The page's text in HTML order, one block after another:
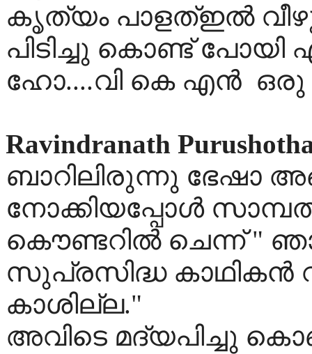
കൃത്യം പാളത്ഇല്‍
പിടിച്ചു കൊണ്ട്
ഹോ....വി കെ എൻ ഒരു
Ravindranath
ബാറിലിരുന്നു ഭേഷാ
നോക്കിയപ്പോള്‍
കൌണ്ടറില്‍ ചെന്ന് "
സുപ്രസിദ്ധ കാഥികന്‍
കാശില്ല."
അവിടെ മദ്യപിച്ചു